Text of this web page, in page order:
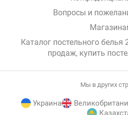
Вопросы и
Каталог постельного белья
продаж, купить
Мы в других
Украина